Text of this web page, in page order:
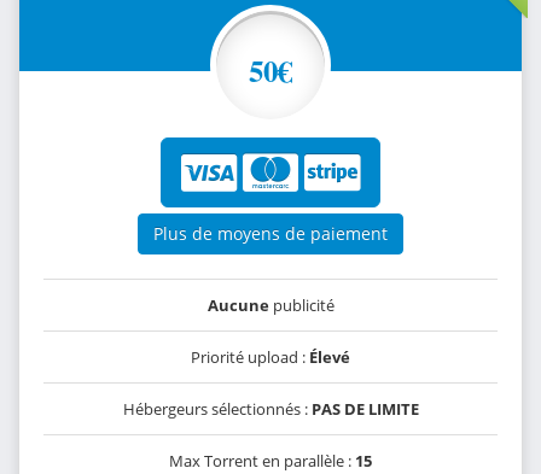
50€
Plus de moyens de paiement
Aucunepublicité
Priorité upload : Élevé
Hébergeurs sélectionnés : PAS DE LIMITE
Max Torrent en parallèle : 15